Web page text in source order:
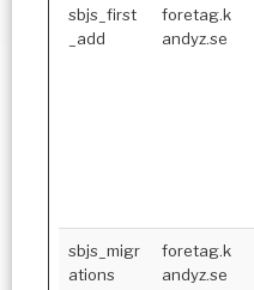
sbjs_first
_add
foretag.k
andyz.se
sbjs_migr
ations
foretag.k
andyz.se